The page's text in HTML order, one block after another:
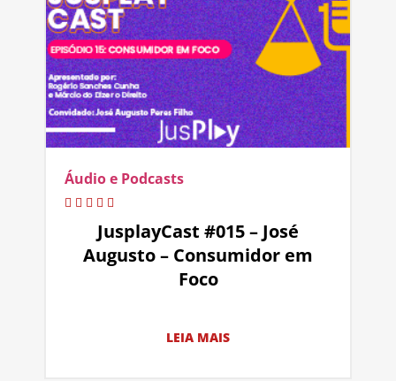
Áudio e Podcasts
JusplayCast #015 – José
Augusto – Consumidor em
Foco
LEIA MAIS